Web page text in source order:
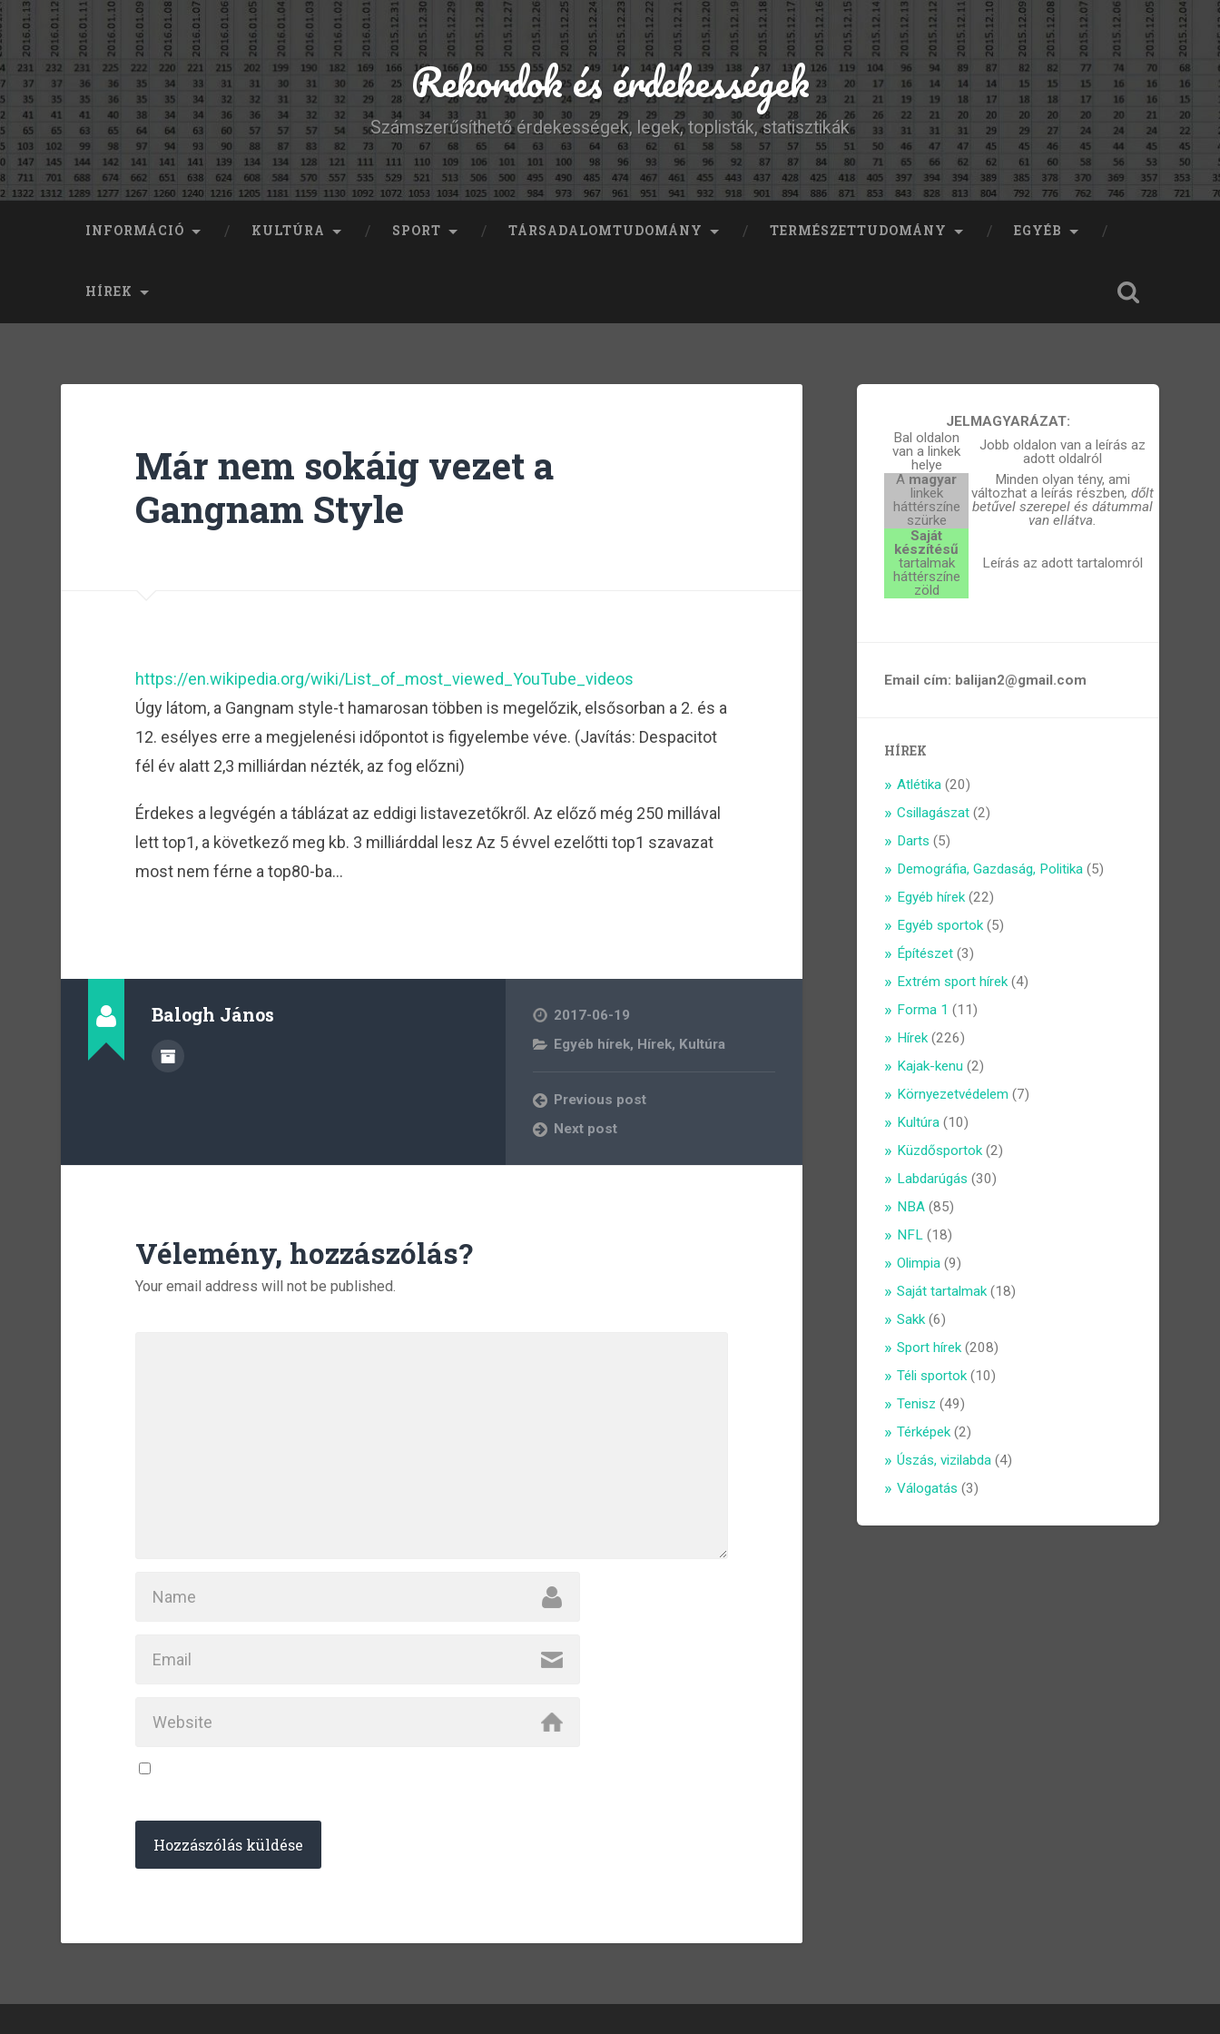
Rekordok és érdekességek
Számszerűsíthető érdekességek, legek, toplisták, statisztikák
INFORMÁCIÓ KULTÚRA SPORT TÁRSADALOMTUDOMÁNY TERMÉSZETTUDOMÁNY EGYÉB
HÍREK
Már nem sokáig vezet a
Gangnam Style
https://en.wikipedia.org/wiki/List_of_most_viewed_YouTube_videos
Úgy látom, a Gangnam style-t hamarosan többen is megelőzik, elsősorban a 2. és a
12. esélyes erre a megjelenési időpontot is figyelembe véve. (Javítás: Despacitot
fél év alatt 2,3 milliárdan nézték, az fog előzni)
Érdekes a legvégén a táblázat az eddigi listavezetőkről. Az előző még 250 millával
lett top1, a következő meg kb. 3 milliárddal lesz Az 5 évvel ezelőtti top1 szavazat
most nem férne a top80-ba…
Balogh János
2017-06-19
Egyéb hírek, Hírek, Kultúra
Previous post
Next post
Vélemény, hozzászólás?
Your email address will not be published.
JELMAGYARÁZAT:
Bal oldalon
van a linkek
helye
Jobb oldalon van a leírás az
adott oldalról
A magyar
linkek
háttérszíne
szürke
Minden olyan tény, ami
változhat a leírás részben, dőlt
betűvel szerepel és dátummal
van ellátva.
Saját
készítésű
tartalmak
háttérszíne
zöld
Leírás az adott tartalomról
Email cím: balijan2@gmail.com
HÍREK
Atlétika (20)
Csillagászat (2)
Darts (5)
Demográfia, Gazdaság, Politika (5)
Egyéb hírek(22)
Egyéb sportok(5)
Építészet (3)
Extrém sport hírek(4)
Forma 1 (11)
Hírek(226)
Kajak-kenu (2)
Környezetvédelem (7)
Kultúra (10)
Küzdősportok(2)
Labdarúgás (30)
NBA (85)
NFL (18)
Olimpia (9)
Saját tartalmak(18)
Sakk(6)
Sport hírek(208)
Téli sportok(10)
Tenisz (49)
Térképek(2)
Úszás, vizilabda (4)
Válogatás (3)